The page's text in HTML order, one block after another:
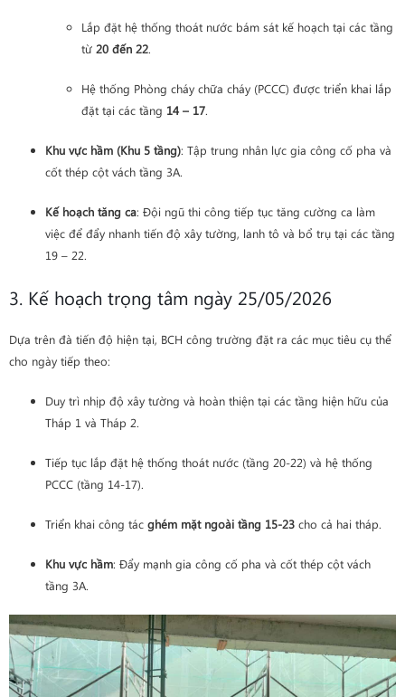
Lắp đặt hệ thống thoát nước bám sát kế hoạch tại các tầng
từ 20 đến 22.
Hệ thống Phòng cháy chữa cháy (PCCC) được triển khai lắp
đặt tại các tầng 14 – 17.
Khu vực hầm (Khu 5 tầng): Tập trung nhân lực gia công cố pha và
cốt thép cột vách tầng 3A.
Kế hoạch tăng ca: Đội ngũ thi công tiếp tục tăng cường ca làm
việc để đẩy nhanh tiến độ xây tường, lanh tô và bổ trụ tại các tầng
19 – 22.
3. Kế hoạch trọng tâm ngày 25/05/2026
Dựa trên đà tiến độ hiện tại, BCH công trường đặt ra các mục tiêu cụ thể
cho ngày tiếp theo:
Duy trì nhịp độ xây tường và hoàn thiện tại các tầng hiện hữu của
Tháp 1 và Tháp 2.
Tiếp tục lắp đặt hệ thống thoát nước (tầng 20-22) và hệ thống
PCCC (tầng 14-17).
Triển khai công tác ghém mặt ngoài tầng 15-23 cho cả hai tháp.
Khu vực hầm: Đẩy mạnh gia công cố pha và cốt thép cột vách
tầng 3A.